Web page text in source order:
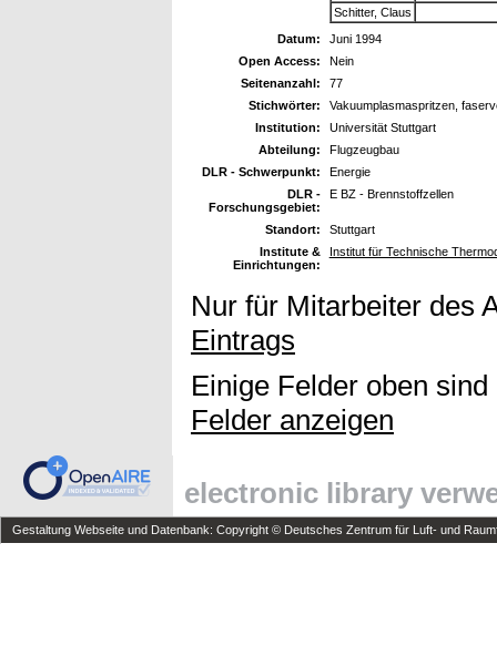
Schitter, Claus
Datum:
Juni 1994
Open Access:
Nein
Seitenanzahl:
77
Stichwörter:
Vakuumplasmaspritzen,
Institution:
Universität Stuttgart
Abteilung:
Flugzeugbau
DLR - Schwerpunkt:
Energie
DLR -
Forschungsgebiet:
E BZ - Brennstoffzellen
Standort:
Stuttgart
Institute &
Einrichtungen:
Institut für Technische
Nur für Mitarbeiter des
Eintrags
Einige Felder oben
Felder anzeigen
electronic library
Gestaltung Webseite und Datenbank: Copyright © Deutsches Zentrum für Luft- und